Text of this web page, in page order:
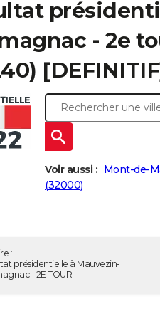
- 2e
Voir aussi : Mont-de-
(32000)
:
présidentielle à Mauvezin-
- 2E TOUR